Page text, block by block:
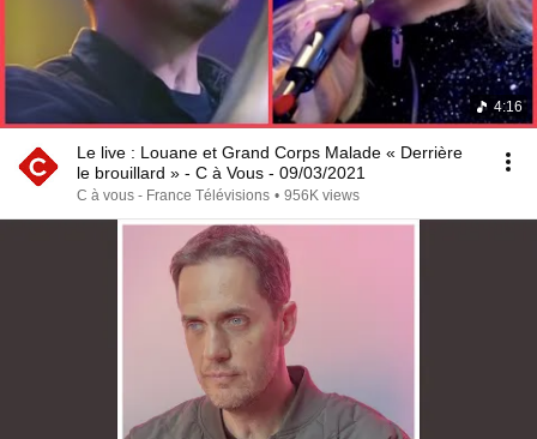
4:16
Le live : Louane et Grand Corps Malade « Derrière
le brouillard » - C à Vous - 09/03/2021
C à vous - France Télévisions • 956K views